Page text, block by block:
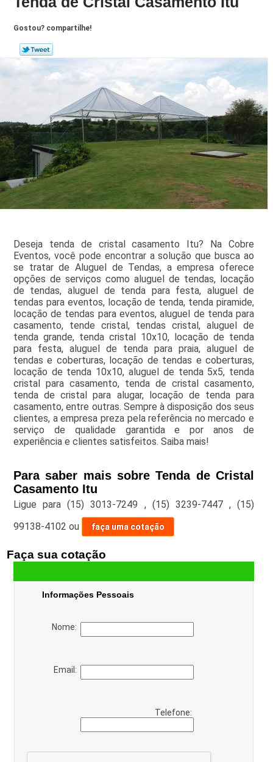
Gostou? compartilhe!
Deseja tenda de cristal casamento Itu? Na Cobre
Eventos, você pode encontrar a solução que busca ao
se tratar de Aluguel de Tendas, a empresa oferece
opções de serviços como aluguel de tendas, locação
de tendas, aluguel de tenda para festa, aluguel de
tendas para eventos, locação de tenda, tenda piramide,
locação de tendas para eventos, aluguel de tenda para
casamento, tende cristal, tendas cristal, aluguel de
tenda grande, tenda cristal 10x10, locação de tenda
para festa, aluguel de tenda para praia, aluguel de
tendas e coberturas, locação de tendas e coberturas,
locação de tenda 10x10, aluguel de tenda 5x5, tenda
cristal para casamento, tenda de cristal casamento,
tenda de cristal para alugar, locação de tenda para
casamento, entre outras. Sempre à disposição dos seus
clientes, a empresa preza pela referência no mercado e
serviço de qualidade garantida e por anos de
experiência e clientes satisfeitos. Saiba mais!
Para saber mais sobre Tenda de Cristal
Casamento Itu
Ligue para(15) 3013-7249 , (15) 3239-7447 ,(15)
99138-4102 ou faça uma cotação
Faça sua cotação
Informações Pessoais
Nome:
Email:
Telefone: